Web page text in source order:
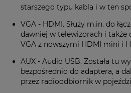
starszego typu kabla i w ten
VGA - HDMI. Służy m.in. do
dawniej w telewizorach i także
VGA z nowszymi HDMI mini i
AUX - Audio USB. Została tu
bezpośrednio do adaptera, a
przez radioodbiornik w